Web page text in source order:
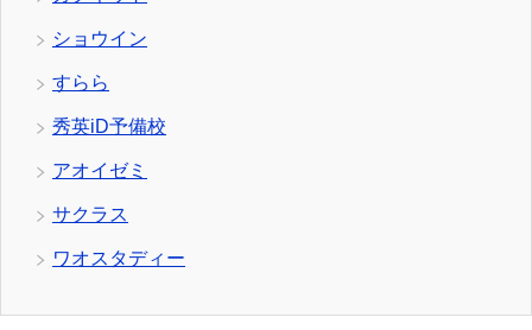
ショウイン
すらら
秀英iD予備校
アオイゼミ
サクラス
ワオスタディー